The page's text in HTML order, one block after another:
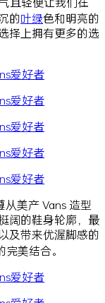
的叶绿色和明亮的
择上拥有更多的选
从美产 Vans 造型
阔的鞋身轮廓，最
及带来优渥脚感的
美结合。